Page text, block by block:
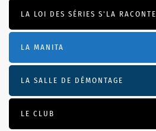
LA LOI DES SÉRIES S'LA RACONTE
LA MANITA
LA SALLE DE DÉMONTAGE
LE CLUB